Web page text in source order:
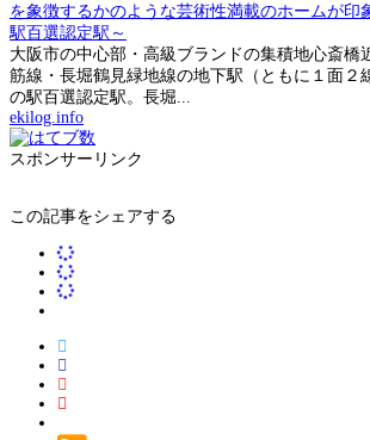
を象徴するかのような芸術性満載のホームが印
駅百選認定駅～
大阪市の中心部・高級ブランドの集積地心斎橋
筋線・長堀鶴見緑地線の地下駅（ともに１面２
の駅百選認定駅。長堀...
ekilog.info
スポンサーリンク
この記事をシェアする